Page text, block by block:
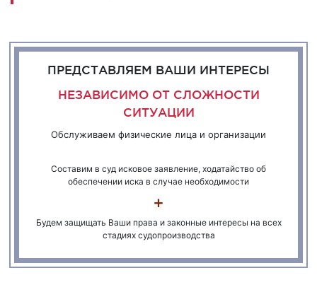
ПРЕДСТАВЛЯЕМ ВАШИ ИНТЕРЕСЫ
НЕЗАВИСИМО ОТ СЛОЖНОСТИ
СИТУАЦИИ
Обслуживаем физические лица и организации
Составим в суд исковое заявление, ходатайство об
обеспечении иска в случае необходимости
Будем защищать Ваши права и законные интересы на всех
стадиях судопроизводства